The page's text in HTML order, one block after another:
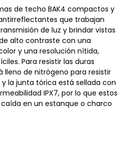
de techo BAK4 compactos y
que trabajan
de luz y brindar vistas
alto contraste con una
y una resolución nítida,
Para resistir las duras
lleno de nitrógeno para resistir
la junta tórica está sellada con
IPX7, por lo que estos
en un estanque o charco